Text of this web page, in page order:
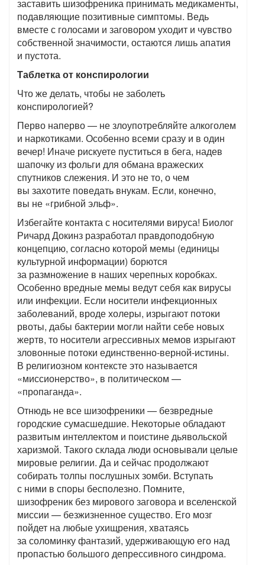
заставить шизофреника принимать медикаменты,
подавляющие позитивные симптомы. Ведь
вместе с голосами и заговором уходит и чувство
собственной значимости, остаются лишь апатия
и пустота.
Таблетка от конспирологии
Что же делать, чтобы не заболеть
конспирологией?
Перво наперво — не злоупотребляйте алкоголем
и наркотиками. Особенно всеми сразу и в один
вечер! Иначе рискуете пуститься в бега, надев
шапочку из фольги для обмана вражеских
спутников слежения. И это не то, о чем
вы захотите поведать внукам. Если, конечно,
вы не «грибной эльф».
Избегайте контакта с носителями вируса! Биолог
Ричард Докинз разработал правдоподобную
концепцию, согласно которой мемы (единицы
культурной информации) борются
за размножение в наших черепных коробках.
Особенно вредные мемы ведут себя как вирусы
или инфекции. Если носители инфекционных
заболеваний, вроде холеры, изрыгают потоки
рвоты, дабы бактерии могли найти себе новых
жертв, то носители агрессивных мемов изрыгают
зловонные потоки единственно-верной-истины.
В религиозном контексте это называется
«миссионерство», в политическом —
«пропаганда».
Отнюдь не все шизофреники — безвредные
городские сумасшедшие. Некоторые обладают
развитым интеллектом и поистине дьявольской
харизмой. Такого склада люди основывали целые
мировые религии. Да и сейчас продолжают
собирать толпы послушных зомби. Вступать
с ними в споры бесполезно. Помните,
шизофреник без мирового заговора и вселенской
миссии — безжизненное существо. Его мозг
пойдет на любые ухищрения, хватаясь
за соломинку фантазий, удерживающую его над
пропастью большого депрессивного синдрома.